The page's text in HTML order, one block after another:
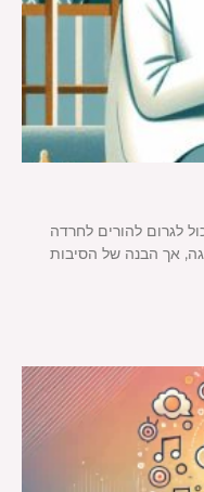
לגרום להורים לחרדה
אך הבנה של הסיבות